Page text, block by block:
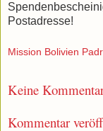
Postadresse!
Mission Bolivien
Keine
Kommentar